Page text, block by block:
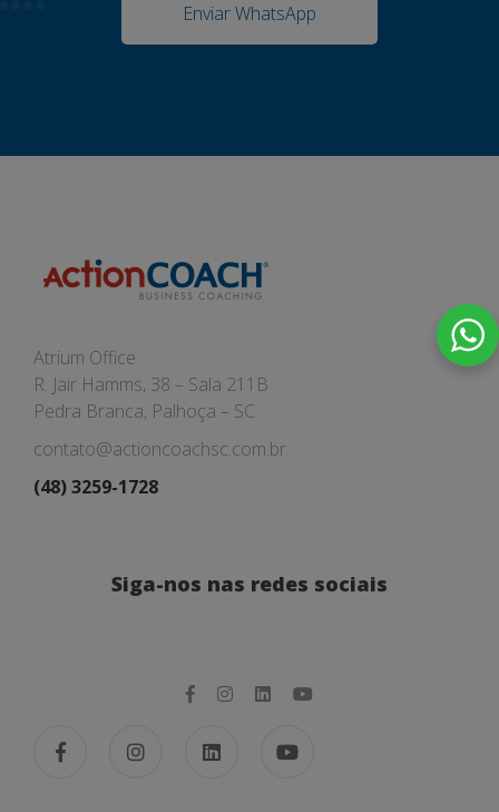
Enviar WhatsApp
Atrium Office
R. Jair Hamms, 38 – Sala 211B
Pedra Branca, Palhoça – SC
contato@actioncoachsc.com.br
(48) 3259-1728
Siga-nos nas redes sociais